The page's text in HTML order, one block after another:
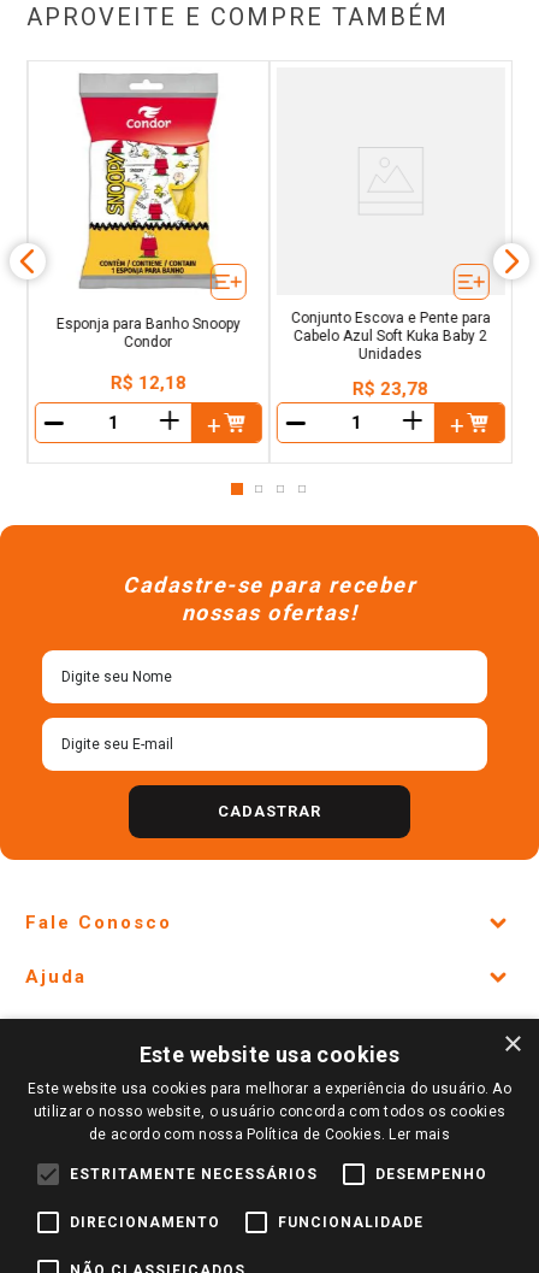
APROVEITE E COMPRE TAMBÉM
Esponja para Banho Snoopy
Condor
R$ 12,18
＋
－
Conjunto Escova e Pente para
Cabelo Azul Soft Kuka Baby 2
Unidades
R$ 23,78
＋
－
Cadastre-se para receber
nossas ofertas!
CADASTRAR
Fale Conosco
Lojas Físicas e Horários
Ofertas
Televendas
Amigo Giassi
Trabalhe Conosco
Identidade Visual
Ajuda
Política de Privacidade e Termos de Uso
Formas de Pagamento
Políticas de entrega
Trocas e Devoluções
Giassi
Vendas Online
Ouvidoria
×
Este website usa cookies
Este website usa cookies para melhorar a experiência do usuário. Ao
utilizar o nosso website, o usuário concorda com todos os cookies
de acordo com nossa Política de Cookies. Ler mais
ESTRITAMENTE NECESSÁRIOS DESEMPENHO
DIRECIONAMENTO FUNCIONALIDADE